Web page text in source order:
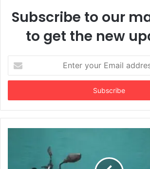
Subscribe to our
to get the new
your
Email